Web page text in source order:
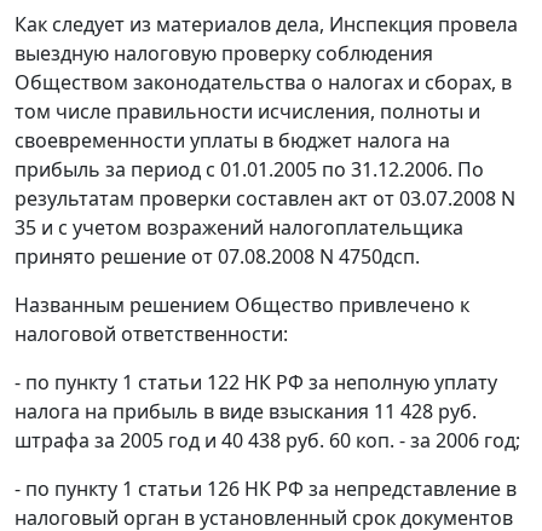
Как следует из материалов дела, Инспекция провела
выездную налоговую проверку соблюдения
Обществом законодательства о налогах и сборах, в
том числе правильности исчисления, полноты и
своевременности уплаты в бюджет налога на
прибыль за период с 01.01.2005 по 31.12.2006. По
результатам проверки составлен акт от 03.07.2008 N
35 и с учетом возражений налогоплательщика
принято решение от 07.08.2008 N 4750дсп.
Названным решением Общество привлечено к
налоговой ответственности:
- по пункту 1 статьи 122 НК РФ за неполную уплату
налога на прибыль в виде взыскания 11 428 руб.
штрафа за 2005 год и 40 438 руб. 60 коп. - за 2006 год;
- по пункту 1 статьи 126 НК РФ за непредставление в
налоговый орган в установленный срок документов